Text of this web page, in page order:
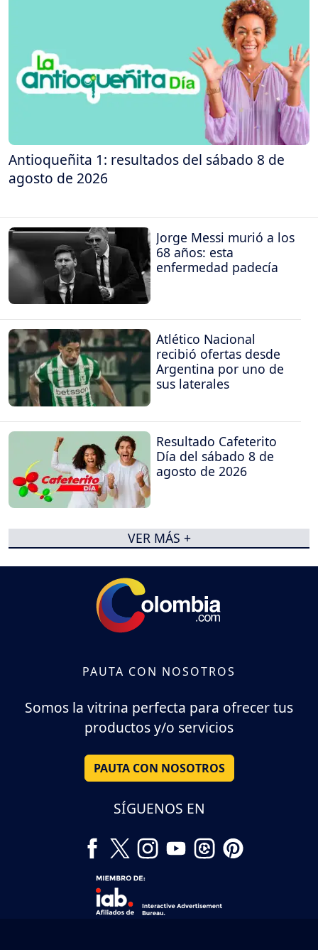
Antioqueñita 1: resultados del sábado 8 de
agosto de 2026
Jorge Messi murió a los
68 años: esta
enfermedad padecía
Atlético Nacional
recibió ofertas desde
Argentina por uno de
sus laterales
Resultado Cafeterito
Día del sábado 8 de
agosto de 2026
VER MÁS +
PAUTA CON NOSOTROS
Somos la vitrina perfecta para ofrecer tus
productos y/o servicios
PAUTA CON NOSOTROS
SÍGUENOS EN